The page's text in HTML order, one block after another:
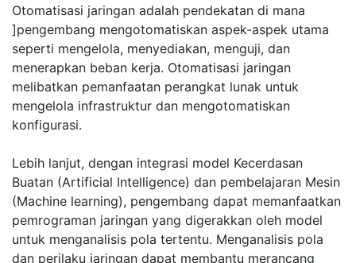
Otomatisasi jaringan adalah pendekatan di mana
]pengembang mengotomatiskan aspek-aspek utama
seperti mengelola, menyediakan, menguji, dan
menerapkan beban kerja. Otomatisasi jaringan
melibatkan pemanfaatan perangkat lunak untuk
mengelola infrastruktur dan mengotomatiskan
konfigurasi.
Lebih lanjut, dengan integrasi model Kecerdasan
Buatan (Artificial Intelligence) dan pembelajaran Mesin
(Machine learning), pengembang dapat memanfaatkan
pemrograman jaringan yang digerakkan oleh model
untuk menganalisis pola tertentu. Menganalisis pola
dan perilaku jaringan dapat membantu merancang